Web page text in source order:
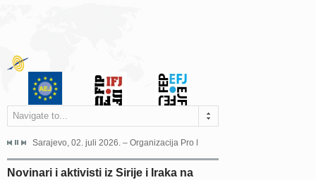
Navigate to...
Grada Sarajeva povodom Dana Sarajeva dugogodišnjoj...
Sarajevo, 02. juli 2026. – Organizacija Pro Educa juče je uspješno
Novinari i aktivisti iz Sirije i Iraka na